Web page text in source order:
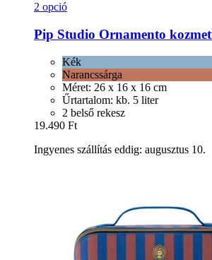
2 opció
Pip Studio Ornamento
Kék
Narancssárga
Méret: 26 x 16 x 16 cm
Űrtartalom: kb. 5 liter
2 belső rekesz
19.490 Ft
Ingyenes szállítás eddig: augusztus 10.